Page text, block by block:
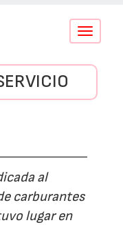
Conmutar
al
carburantes
lugar en